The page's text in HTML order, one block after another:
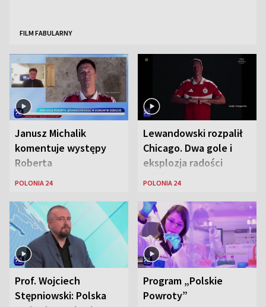
FILM FABULARNY
Janusz Michalik
komentuje występy
Roberta
Lewandowskiego w
Zjednoczonych
POLONIA 24
Lewandowski rozpalił
Chicago. Dwa gole i
eksplozja radości
wśród Polonii
POLONIA 24
Prof. Wojciech
Stępniowski: Polska
Program „Polskie
Powroty”